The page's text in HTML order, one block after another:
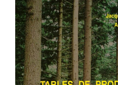
Achat en ligne
Panier WooCommerce